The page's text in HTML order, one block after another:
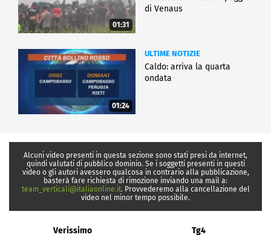
01:31
di Venaus
01:24
ULTIME NOTIZIE
Caldo: arriva la quarta
ondata
Alcuni video presenti in questa sezione sono stati presi da internet,
quindi valutati di pubblico dominio. Se i soggetti presenti in questi
video o gli autori avessero qualcosa in contrario alla pubblicazione,
basterà fare richiesta di rimozione inviando una mail a:
team_verticali@italiaonline.it. Provvederemo alla cancellazione del
video nel minor tempo possibile.
Verissimo Tg4